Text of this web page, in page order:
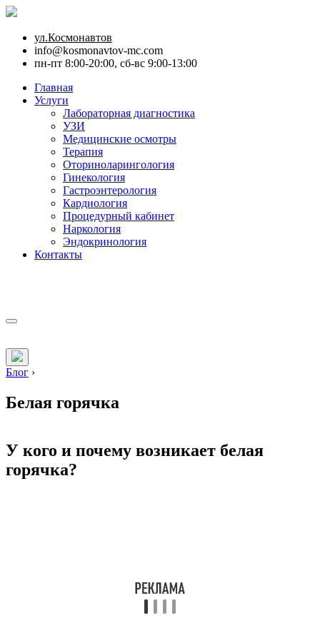
ул.Космонавтов
info@kosmonavtov-mc.com
пн-пт 8:00-20:00, сб-вс 9:00-13:00
Главная
Услуги
Лабораторная диагностика
УЗИ
Медицинские осмотры
Терапия
Оториноларингология
Гинекология
Гастроэнтерология
Кардиология
Процедурный кабинет
Наркология
Эндокринология
Контакты
Блог ›
Белая горячка
У кого и почему возникает белая
горячка?